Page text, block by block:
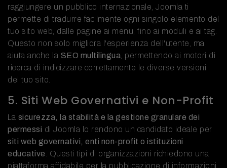
raggiungere un pubblico internazionale, Joomla ti
permette di tradurre facilmente ogni singolo elemento del
tuo sito web, dalle pagine ai menu, fino ai moduli e ai tag.
Questo non solo migliora l'esperienza dell'utente, ma
aiuta anche la SEO multilingua , permettendo ai motori di
ricerca di indicizzare correttamente le diverse versioni
del tuo sito.
5. Siti Web Governativi e Non-Profit
La sicurezza, la stabilità e la gestione granulare dei
permessi di Joomla lo rendono un candidato ideale per
siti web governativi, enti non-profit o istituzioni
educative . Questi tipi di organizzazioni richiedono una
piattaforma affidabile per la pubblicazione di informazioni